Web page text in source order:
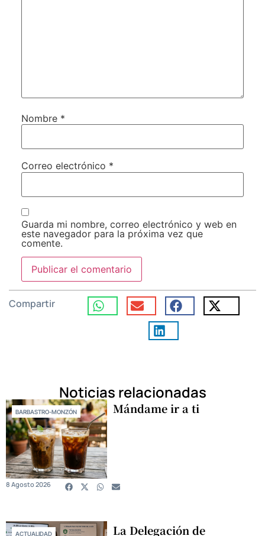
Nombre *
Correo electrónico *
Guarda mi nombre, correo electrónico y web en
este navegador para la próxima vez que
comente.
Compartir
Noticias relacionadas
BARBASTRO-MONZÓN Mándame ir a ti
8 Agosto 2026
ACTUALIDAD La Delegación de